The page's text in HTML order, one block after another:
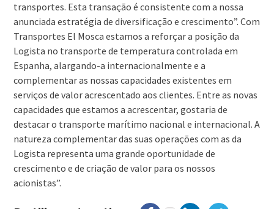
transportes. Esta transação é consistente com a nossa
anunciada estratégia de diversificação e crescimento”. Com
Transportes El Mosca estamos a reforçar a posição da
Logista no transporte de temperatura controlada em
Espanha, alargando-a internacionalmente e a
complementar as nossas capacidades existentes em
serviços de valor acrescentado aos clientes. Entre as novas
capacidades que estamos a acrescentar, gostaria de
destacar o transporte marítimo nacional e internacional. A
natureza complementar das suas operações com as da
Logista representa uma grande oportunidade de
crescimento e de criação de valor para os nossos
acionistas”.